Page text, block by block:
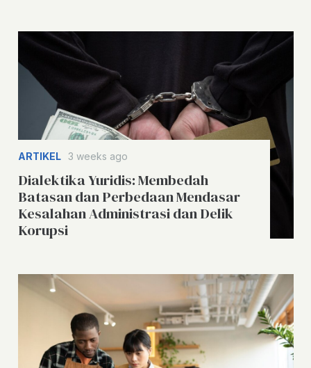
ARTIKEL 3 weeks ago
Dialektika Yuridis: Membedah
Batasan dan Perbedaan Mendasar
Kesalahan Administrasi dan Delik
Korupsi